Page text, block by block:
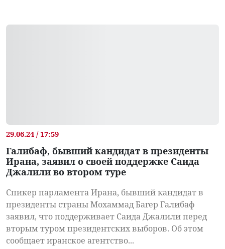
29.06.24 / 17:59
Галибаф, бывший кандидат в президенты
Ирана, заявил о своей поддержке Саида
Джалили во втором туре
Спикер парламента Ирана, бывший кандидат в
президенты страны Мохаммад Багер Галибаф
заявил, что поддерживает Саида Джалили перед
вторым туром президентских выборов. Об этом
сообщает иранское агентство...